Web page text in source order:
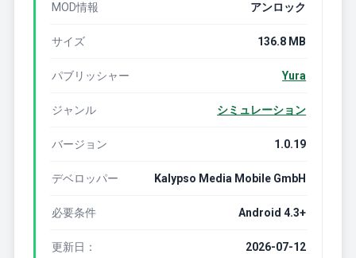
MOD情報 アンロック
サイズ 136.8 MB
パブリッシャー Yura
ジャンル シミュレーション
バージョン 1.0.19
デベロッパー Kalypso Media Mobile GmbH
必要条件 Android 4.3+
更新日： 2026-07-12